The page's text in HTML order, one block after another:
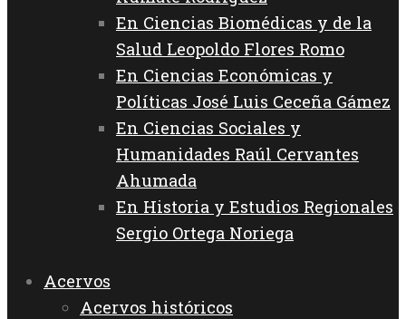
En Ciencias Biomédicas y de la
Salud Leopoldo Flores Romo
En Ciencias Económicas y
Políticas José Luis Ceceña Gámez
En Ciencias Sociales y
Humanidades Raúl Cervantes
Ahumada
En Historia y Estudios Regionales
Sergio Ortega Noriega
Acervos
Acervos históricos